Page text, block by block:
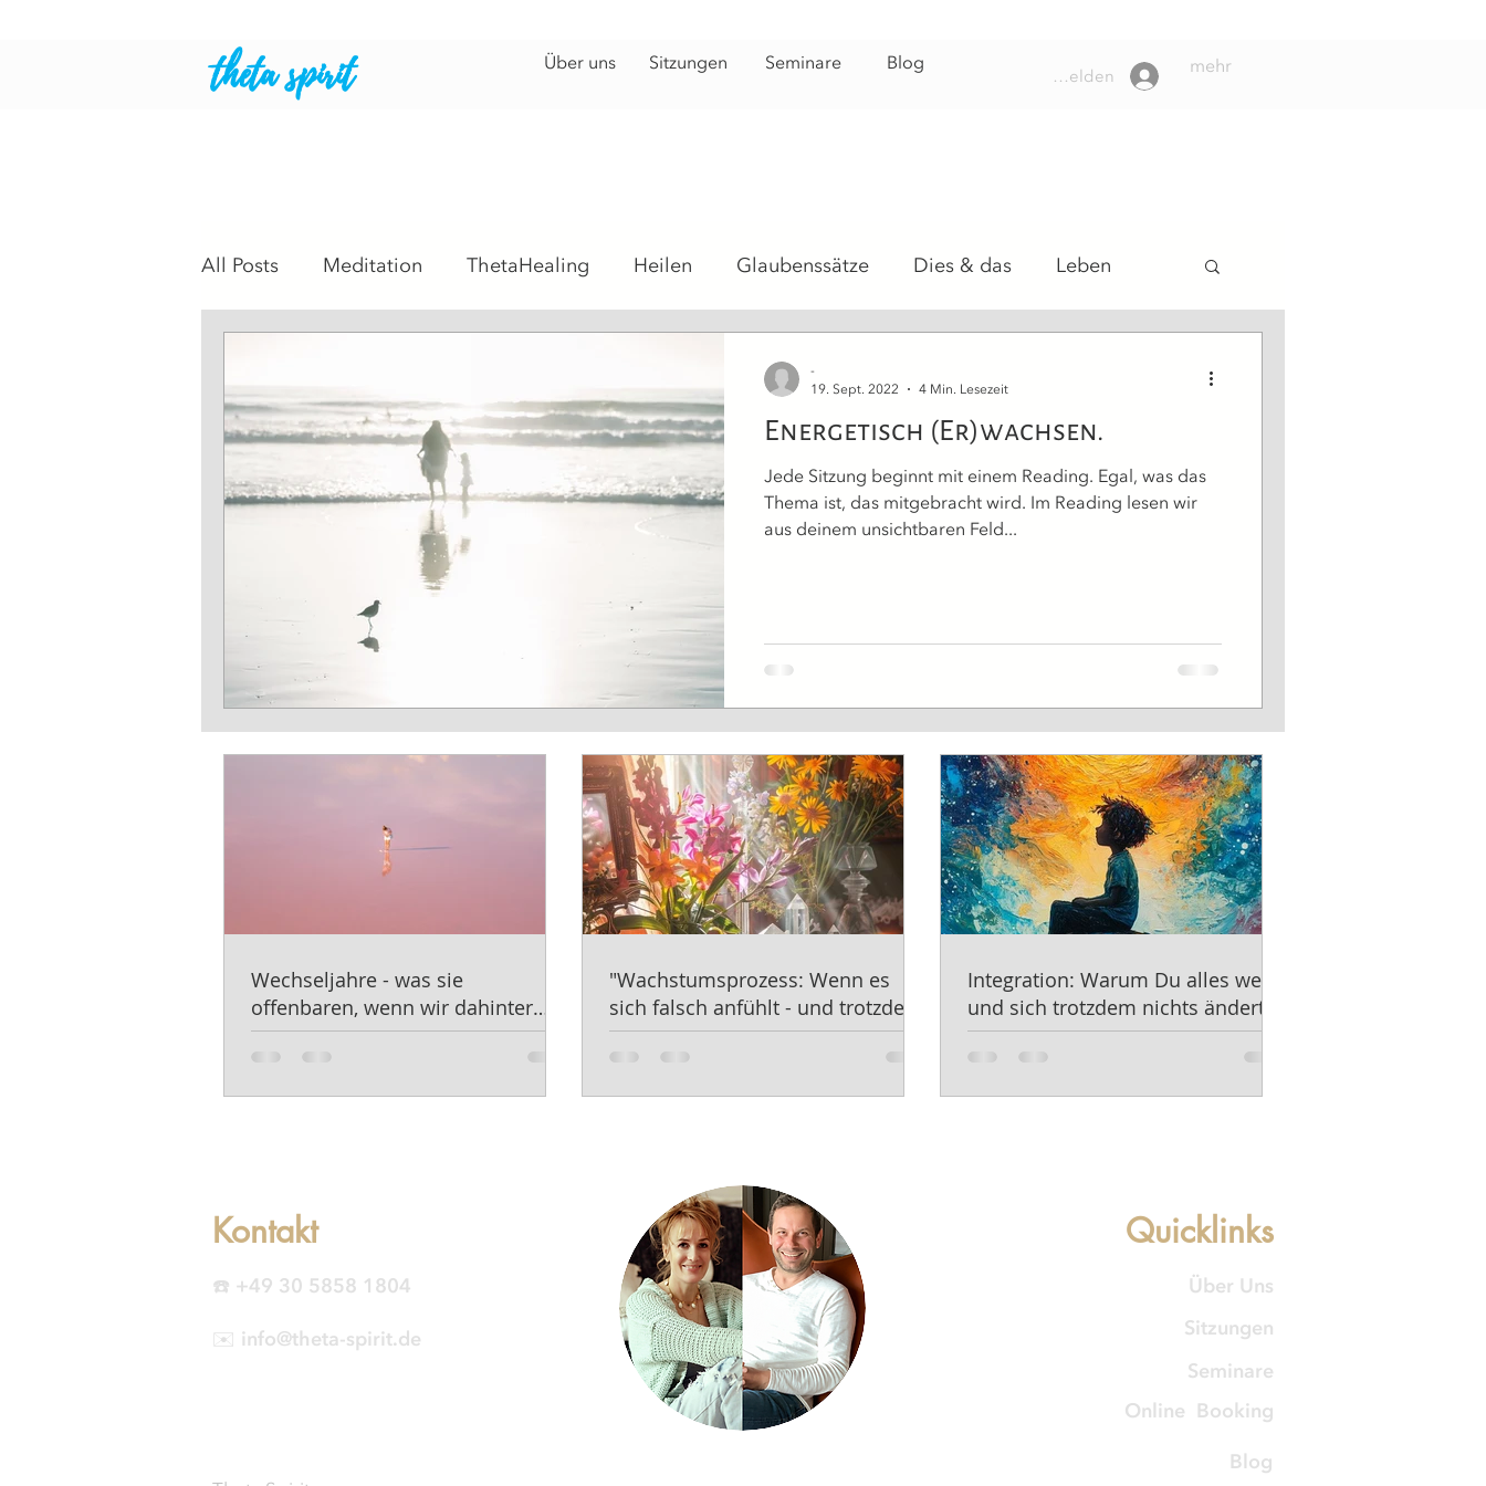
Anmelden
theta spirit Über uns Sitzungen Seminare Blog mehr
All Posts Meditation ThetaHealing Heilen Glaubenssätze Dies & das Leben
Energetisch (Er)wachsen.
Jede Sitzung beginnt mit einem Reading. Egal, was das
Thema ist, das mitgebracht wird. Im Reading lesen wir
aus deinem unsichtbaren Feld...
-
19. Sept. 2022
4 Min. Lesezeit
Wechseljahre - was sie
offenbaren, wenn wir dahinter
schauen.
"Wachstumsprozess: Wenn es
sich falsch anfühlt - und trotzdem
Genau richtig ist."
Integration: Warum Du alles weißt
und sich trotzdem nichts ändert.
Kontakt
☎️ +49 30 5858 1804
✉️ info@theta-spirit.de
Quicklinks
Über Uns
Sitzungen
Seminare
Online Booking
Blog